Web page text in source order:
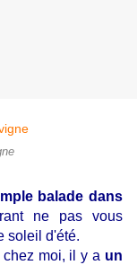
balade dans
ne pas vous
soleil d'été.
moi, il y a un